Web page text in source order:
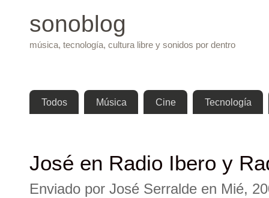
sonoblog
música, tecnología, cultura libre y sonidos por dentro
Menú principal
Todos Música Cine Tecnología
José en Radio Ibero y
Enviado por José Serralde en Mié,